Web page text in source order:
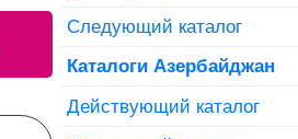
Следующий каталог
Каталоги Азербайджан
Действующий каталог